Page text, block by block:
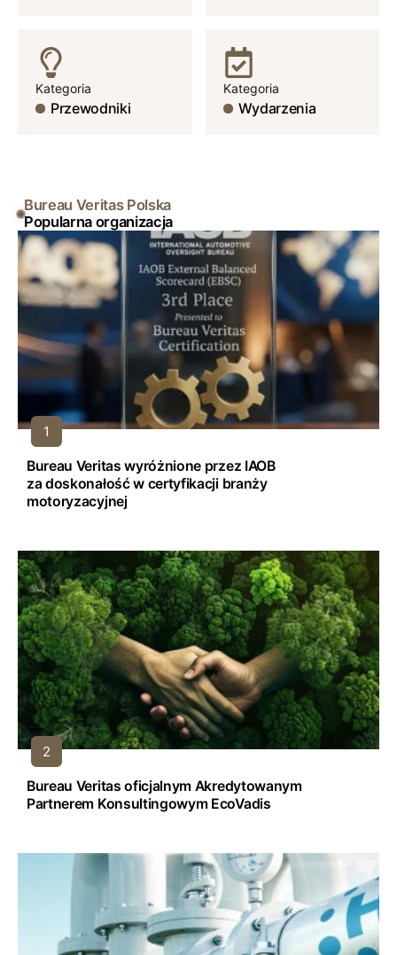
Kategoria
Przewodniki
Kategoria
Wydarzenia
Popularna organizacja
Bureau Veritas Polska
Bureau Veritas wyróżnione przez IAOB
za doskonałość w certyfikacji branży
motoryzacyjnej
Bureau Veritas oficjalnym Akredytowanym
Partnerem Konsultingowym EcoVadis